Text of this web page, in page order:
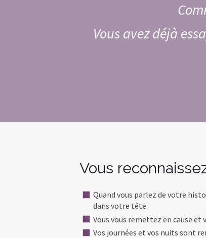
Vous avez déjà
Vous
Quand vous parlez de votre
dans votre tête.
Vous vous remettez en cause et
Vos journées et vos nuits sont